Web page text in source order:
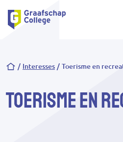
Kruimelpad
Interesses Toerisme en
Toerisme en